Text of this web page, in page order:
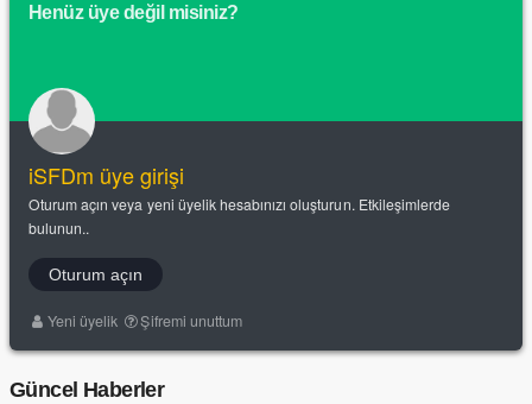
Henüz üye değil misiniz?
iSFDm üye girişi
Oturum açın veya yeni üyelik hesabınızı oluşturun. Etkileşimlerde
bulunun..
Oturum açın
Yeni üyelik Şifremi unuttum
Güncel Haberler